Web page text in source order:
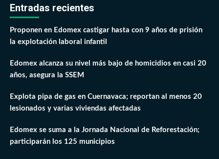
Entradas recientes
Proponen en Edomex castigar hasta con 9 años de prisión
la explotación laboral infantil
Edomex alcanza su nivel más bajo de homicidios en casi 20
años, asegura la SSEM
Explota pipa de gas en Cuernavaca; reportan al menos 20
lesionados y varias viviendas afectadas
Edomex se suma a la Jornada Nacional de Reforestación;
participarán los 125 municipios